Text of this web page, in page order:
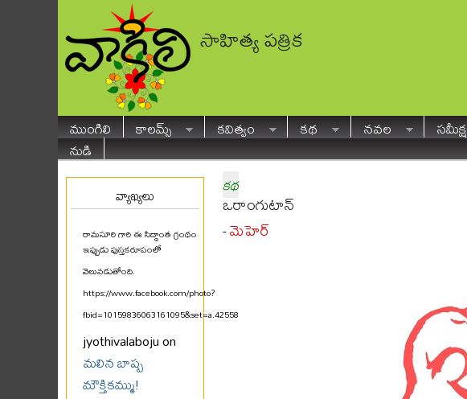
సాహిత్య పత్రిక
ముంగిలి కాలమ్స్ కవిత్వం కథ నవల సమీక్ష
నుడి
వ్యాఖ్యలు
రామసూరి గారి ఈ సిద్ధాంత గ్రంథం
ఇప్పుడు పుస్తకరూపంలో
వెలువడుతోంది.
https://www.facebook.com/photo?
fbid=10159836063161095&set=a.425580711094
jyothivalaboju on
మలిన బాష్ప
మౌక్తికమ్ము!
కథ
ఒరాంగుటాన్
-మెహెర్